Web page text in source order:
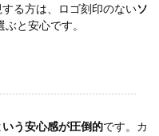
る方は、ロゴ刻印のないソ
と安心です。
う安心感が圧倒的です。カ